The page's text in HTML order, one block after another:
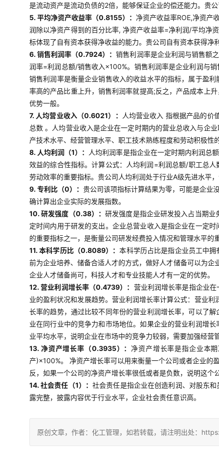
是流动资产是流动负债的2倍，能够保证企业的偿还能力。贵
5. 平均净资产收益率（0.8155）： 净资产收益率ROE,净资产
润除以净资产得到的百分比率, 净资产收益率=净利润/平均净
标体现了自有资本获得净收益的能力。贵公司自有资本获得
6. 销售利润率（0.7924）：销售利润率是企业利润与销售额
润率=利润总额/销售收入×100%。销售利润率是企业利润与
销售利润率是衡量企业销售收入的收益水平的指标，属于盈
率高的产品比重上升，销售利润率就提高;反之，产品成本上
优势一般。
7. 人均营业收入（0.6021）：
人均营业收入 指根据产品的价
总数 。人均营业收入是企业在一定时期内的营业总收入与企
产技术水平、经营管理水平、职工技术熟练程度和劳动积极
8. 人均利润（1）： 人均利润率是指企业在一定时期内利润总
效益的综合性指标。计算公式：人均利润=利润总额/职工总
劳动效率的重要指标。贵公司人均利润处于行业A级先进水平
9. 专利比（0）： 贵公司该项指标计算结果为零，可能是企业
确计算出企业实际的发展指数。
10. 研发强度（0.38）：研发强度是指企业研发投入占当期
定时间内用于研发的支出。企业总营业收入是指企业在一定
的重要指标之一，是衡量公司研发经费投入情况和管理水平
11. 本科学历比（0.8089）：本科学历占比是指企业员工中
前为企业培养、储备合适人才的方式，做好人才储备可以为
企业人才储备尚可，科技人才和专业技能人才有一定的优势。
12. 营业利润增长率（0.4739）： 营业利润增长率是指企业
业的盈利状况和发展趋势。营业利润增长率计算公式：营业
长率的趋势，通过比较不同年份的营业利润增长率，可以了
业在同行业中的竞争力和市场地位。如果企业的营业利润增
业平均水平，说明企业在市场中的竞争力较弱，需要加强经
13. 净资产增长率（0.3935）： 净资产增长率是指企业本
产)×100%。 净资产增长率可以用来衡量一个公司或者企业的
反，如果一个公司的净资产增长率很低或者是负数，说明这
14. 社会责任（1）：社会责任是指企业在创造利润、对股东
露完整，披露内容优于行业水平，企业社会责任意识高。
原创文章，作者：化工管理，如若转载，请注明出处：